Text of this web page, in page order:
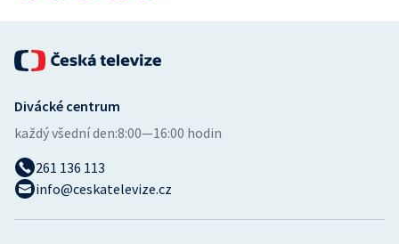
Divácké centrum
každý všední den:8:00—16:00 hodin
261 136 113
info@ceskatelevize.cz